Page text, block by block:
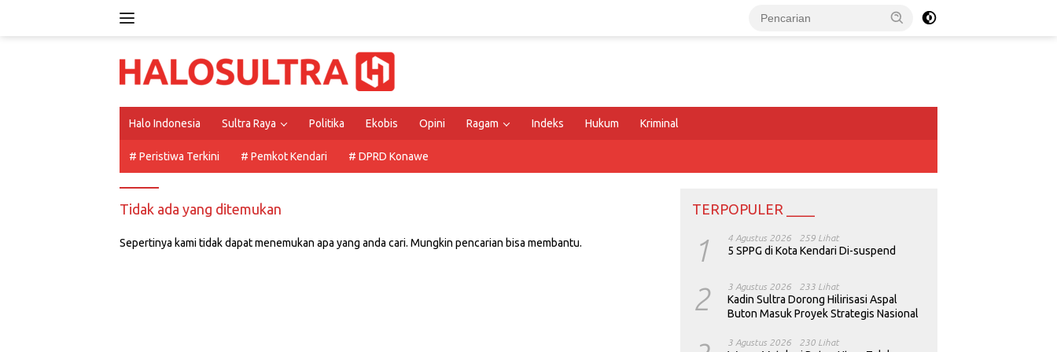
Halo Indonesia Sultra Raya Politika Ekobis Opini Ragam Indeks Hukum Kriminal
# Peristiwa Terkini # Pemkot Kendari # DPRD Konawe
Tidak ada yang ditemukan
Sepertinya kami tidak dapat menemukan apa yang anda cari. Mungkin pencarian bisa membantu.
TERPOPULER ____
1 4 Agustus 2026 259 Lihat
5 SPPG di Kota Kendari Di-suspend
2 3 Agustus 2026 233 Lihat
Kadin Sultra Dorong Hilirisasi Aspal
Buton Masuk Proyek Strategis Nasional
3 Agustus 2026 230 Lihat